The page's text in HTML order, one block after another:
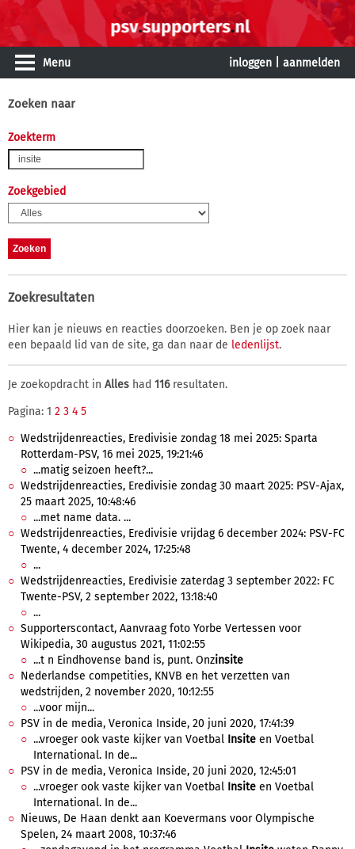
Menu inloggen aanmelden
Zoeken naar
Zoekterm
Zoekgebied
Zoekresultaten
Hier kan je nieuws en reacties doorzoeken. Ben je op zoek naar
een bepaald lid van de site, ga dan naar de ledenlijst.
Je zoekopdracht in Alles had 116resultaten.
Pagina: 1 2 3 4 5
Wedstrijdenreacties, Eredivisie zondag 18 mei 2025: Sparta
Rotterdam-PSV, 16 mei 2025, 19:21:46
...matig seizoen heeft?...
Wedstrijdenreacties, Eredivisie zondag 30 maart 2025: PSV-Ajax,
25 maart 2025, 10:48:46
...met name data. ...
Wedstrijdenreacties, Eredivisie vrijdag 6 december 2024: PSV-FC
Twente, 4 december 2024, 17:25:48
...
Wedstrijdenreacties, Eredivisie zaterdag 3 september 2022: FC
Twente-PSV, 2 september 2022, 13:18:40
...
Supporterscontact, Aanvraag foto Yorbe Vertessen voor
Wikipedia, 30 augustus 2021, 11:02:55
...t n Eindhovense band is, punt. Onzinsite
Nederlandse competities, KNVB en het verzetten van
wedstrijden, 2 november 2020, 10:12:55
...voor mijn...
PSV in de media, Veronica Inside, 20 juni 2020, 17:41:39
...vroeger ook vaste kijker van Voetbal Insite en Voetbal
International. In de...
PSV in de media, Veronica Inside, 20 juni 2020, 12:45:01
...vroeger ook vaste kijker van Voetbal Insite en Voetbal
International. In de...
Nieuws, De Haan denkt aan Koevermans voor Olympische
Spelen, 24 maart 2008, 10:37:46